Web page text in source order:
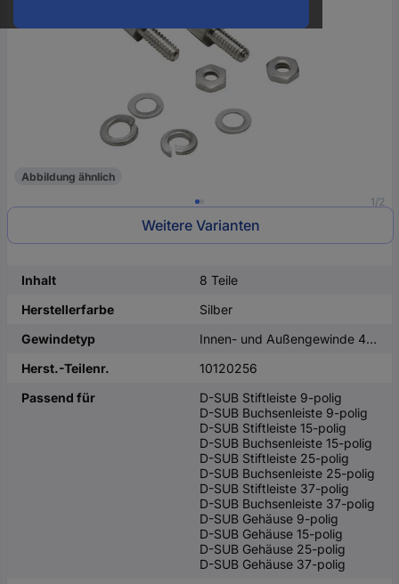
1/2
Abbildung ähnlich
Weitere Varianten
Inhalt
8 Teile
Herstellerfarbe
Silber
Gewindetyp
Innen- und Außengewinde 4-40 UNC
Herst.-Teilenr.
10120256
Passend für
D-SUB Stiftleiste 9-polig
D-SUB Buchsenleiste 9-polig
D-SUB Stiftleiste 15-polig
D-SUB Buchsenleiste 15-polig
D-SUB Stiftleiste 25-polig
D-SUB Buchsenleiste 25-polig
D-SUB Stiftleiste 37-polig
D-SUB Buchsenleiste 37-polig
D-SUB Gehäuse 9-polig
D-SUB Gehäuse 15-polig
D-SUB Gehäuse 25-polig
D-SUB Gehäuse 37-polig